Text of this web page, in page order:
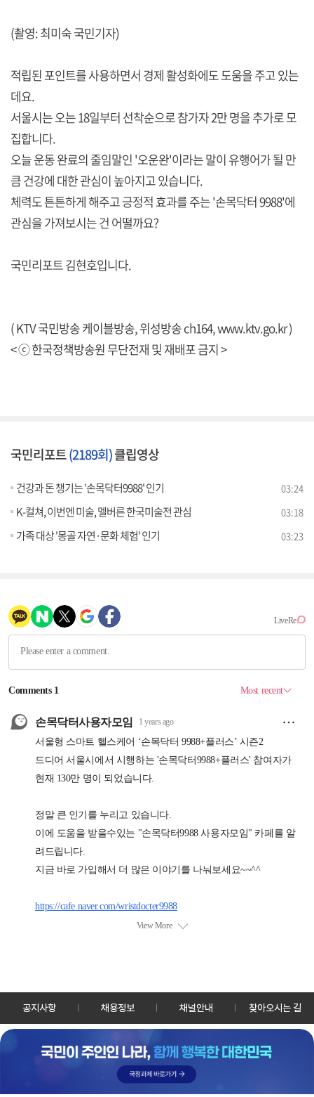
(촬영: 최미숙 국민기자)
적립된 포인트를 사용하면서 경제 활성화에도 도움을 주고 있는
데요.
서울시는 오는 18일부터 선착순으로 참가자 2만 명을 추가로 모
집합니다.
오늘 운동 완료의 줄임말인 '오운완'이라는 말이 유행어가 될 만
큼 건강에 대한 관심이 높아지고 있습니다.
체력도 튼튼하게 해주고 긍정적 효과를 주는 '손목닥터 9988'에
관심을 가져보시는 건 어떨까요?
국민리포트 김현호입니다.
( KTV 국민방송 케이블방송, 위성방송 ch164,www.ktv.go.kr)
< ⓒ 한국정책방송원 무단전재 및 재배포 금지 >
국민리포트(2189회)클립영상
건강과 돈 챙기는 '손목닥터9988' 인기 03:24
K-컬쳐, 이번엔 미술, 멜버른 한국미술전 관심 03:18
가족 대상 '몽골 자연·문화 체험' 인기 03:23
공지사항 채용정보 채널안내 찾아오시는 길
30128 세종특별자치시 정부2청사로 13 한국정책방송원 KTV
TEL: 044-204-8000
Copyrightⓒ KTV 국민방송 All Rights Reserved.